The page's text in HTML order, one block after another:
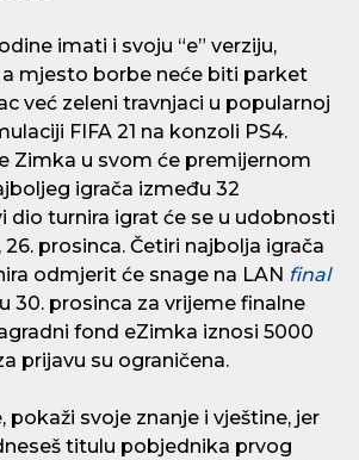
imati i svoju “e” verziju,
mjesto borbe neće biti parket
već zeleni travnjaci u popularnoj
FIFA 21 na konzoli PS4.
Zimka u svom će premijernom
igrača između 32
dio turnira igrat će se u udobnosti
prosinca. Četiri najbolja igrača
odmjerit će snage na LAN final
30. prosinca za vrijeme finalne
fond eZimka iznosi 5000
prijavu su ograničena.
pokaži svoje znanje i vještine, jer
titulu pobjednika prvog